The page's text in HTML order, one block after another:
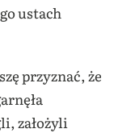
ustach
przyznać, że
założyli